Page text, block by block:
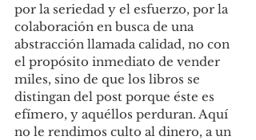
por la seriedad y el esfuerzo, por la
colaboración en busca de una
abstracción llamada calidad, no con
el propósito inmediato de vender
miles, sino de que los libros se
distingan del post porque éste es
efímero, y aquéllos perduran. Aquí
no le rendimos culto al dinero, a un